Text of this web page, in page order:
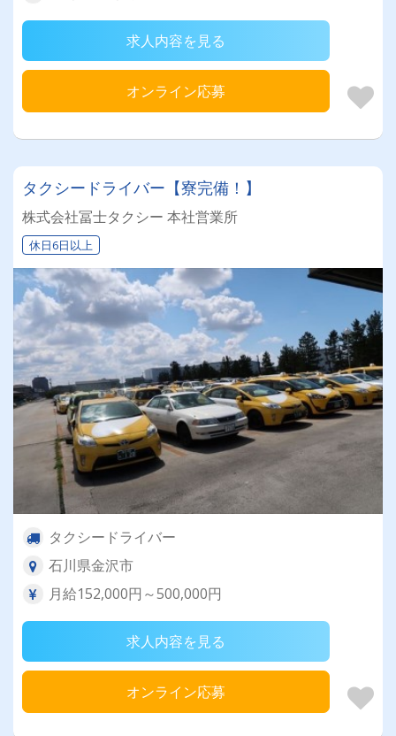
求人内容を見る
オンライン応募
タクシードライバー【寮完備！】
株式会社冨士タクシー 本社営業所
休日6日以上
タクシードライバー
石川県金沢市
月給152,000円～500,000円
求人内容を見る
オンライン応募